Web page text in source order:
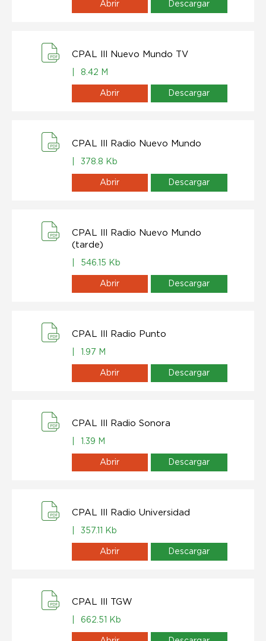
Abrir Descargar
CPAL lll Nuevo Mundo TV
8.42 M
Abrir Descargar
CPAL lll Radio Nuevo Mundo
378.8 Kb
Abrir Descargar
CPAL lll Radio Nuevo Mundo
(tarde)
546.15 Kb
Abrir Descargar
CPAL lll Radio Punto
1.97 M
Abrir Descargar
CPAL lll Radio Sonora
1.39 M
Abrir Descargar
CPAL lll Radio Universidad
357.11 Kb
Abrir Descargar
CPAL lll TGW
662.51 Kb